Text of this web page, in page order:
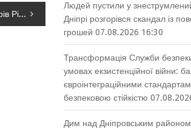
Християнський світ зустрів Різдво
Людей пустили у
Дніпрі розгорівся скандал із
грошей 07.08.2026 16:30
Трансформація Служби
умовах екзистенційної війни:
євроінтеграційними
безпековою стійкістю
Дим над Дніпровським